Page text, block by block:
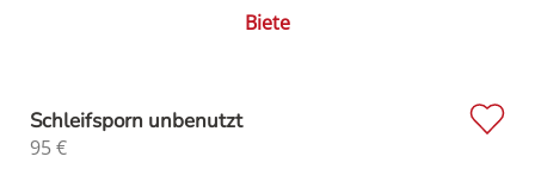
Biete
Schleifsporn unbenutzt
95€